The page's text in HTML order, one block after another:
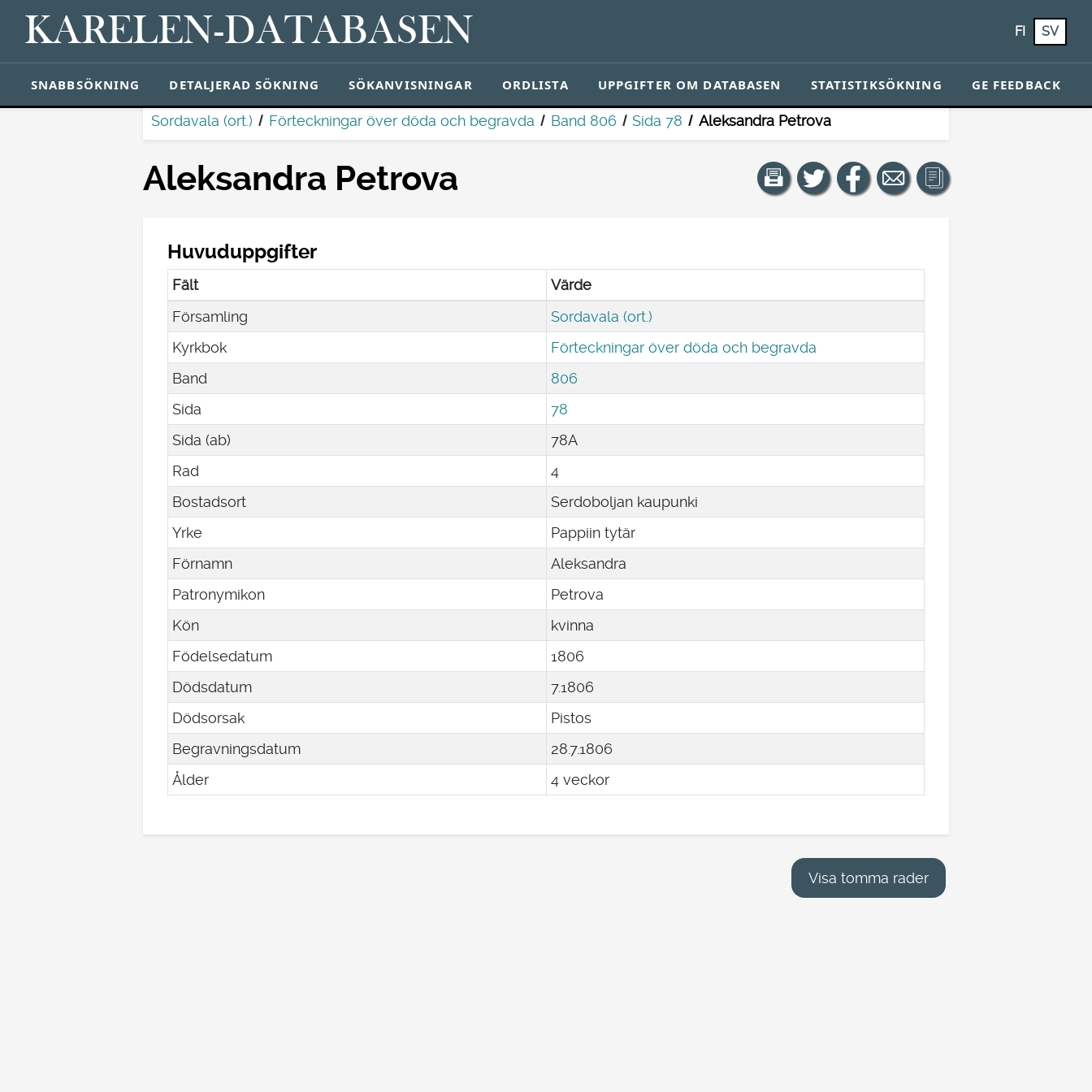
KARELEN-DATABASEN FI SV
SNABBSÖKNING DETALJERAD SÖKNING SÖKANVISNINGAR ORDLISTA UPPGIFTER OM DATABASEN STATISTIKSÖKNING GE FEEDBACK
Sordavala (ort.) Förteckningar över döda och begravda Band 806 Sida 78 Aleksandra Petrova
Aleksandra Petrova
Huvuduppgifter
Fält
Värde
Församling
Sordavala (ort.)
Kyrkbok
Förteckningar över döda och begravda
Band
806
Sida
78
Sida (ab)
78A
Rad
4
Bostadsort
Serdoboljan kaupunki
Yrke
Pappiin tytär
Förnamn
Aleksandra
Patronymikon
Petrova
Kön
kvinna
Födelsedatum
1806
Dödsdatum
7.1806
Dödsorsak
Pistos
Begravningsdatum
28.7.1806
Ålder
4 veckor
Visa tomma rader